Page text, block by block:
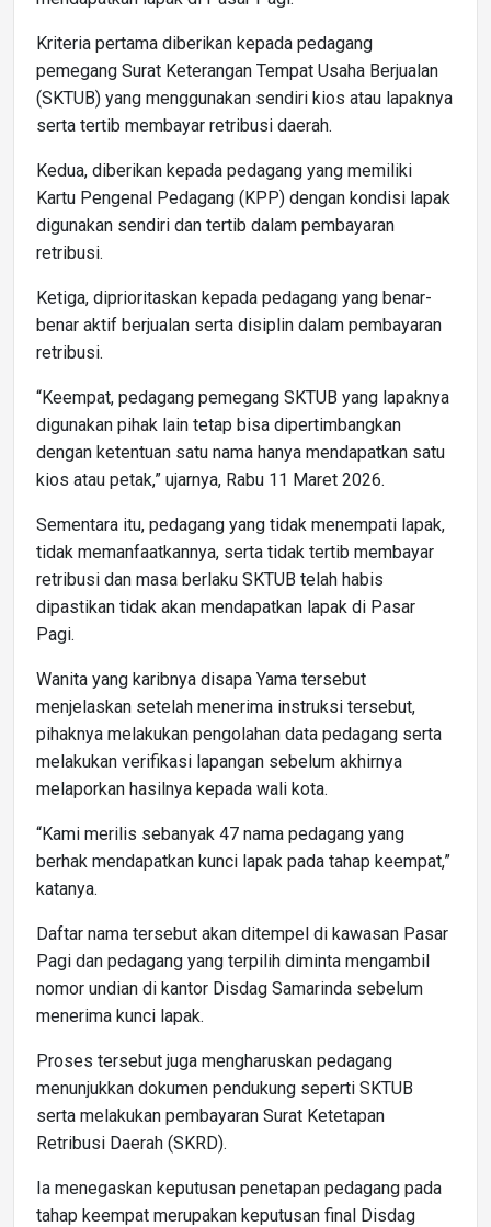
Kriteria pertama diberikan kepada pedagang
pemegang Surat Keterangan Tempat Usaha Berjualan
(SKTUB) yang menggunakan sendiri kios atau lapaknya
serta tertib membayar retribusi daerah.
Kedua, diberikan kepada pedagang yang memiliki
Kartu Pengenal Pedagang (KPP) dengan kondisi lapak
digunakan sendiri dan tertib dalam pembayaran
retribusi.
Ketiga, diprioritaskan kepada pedagang yang benar-
benar aktif berjualan serta disiplin dalam pembayaran
retribusi.
“Keempat, pedagang pemegang SKTUB yang lapaknya
digunakan pihak lain tetap bisa dipertimbangkan
dengan ketentuan satu nama hanya mendapatkan satu
kios atau petak,” ujarnya, Rabu 11 Maret 2026.
Sementara itu, pedagang yang tidak menempati lapak,
tidak memanfaatkannya, serta tidak tertib membayar
retribusi dan masa berlaku SKTUB telah habis
dipastikan tidak akan mendapatkan lapak di Pasar
Pagi.
Wanita yang karibnya disapa Yama tersebut
menjelaskan setelah menerima instruksi tersebut,
pihaknya melakukan pengolahan data pedagang serta
melakukan verifikasi lapangan sebelum akhirnya
melaporkan hasilnya kepada wali kota.
“Kami merilis sebanyak 47 nama pedagang yang
berhak mendapatkan kunci lapak pada tahap keempat,”
katanya.
Daftar nama tersebut akan ditempel di kawasan Pasar
Pagi dan pedagang yang terpilih diminta mengambil
nomor undian di kantor Disdag Samarinda sebelum
menerima kunci lapak.
Proses tersebut juga mengharuskan pedagang
menunjukkan dokumen pendukung seperti SKTUB
serta melakukan pembayaran Surat Ketetapan
Retribusi Daerah (SKRD).
Ia menegaskan keputusan penetapan pedagang pada
tahap keempat merupakan keputusan final Disdag